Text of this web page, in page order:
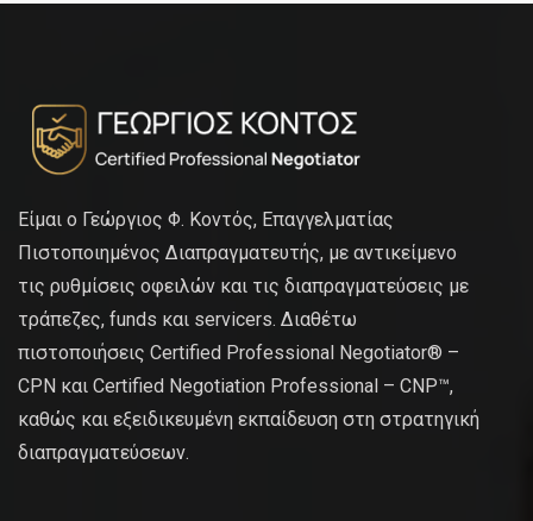
Είμαι ο Γεώργιος Φ. Κοντός, Επαγγελματίας
Πιστοποιημένος Διαπραγματευτής, με αντικείμενο
τις ρυθμίσεις οφειλών και τις διαπραγματεύσεις με
τράπεζες, funds και servicers. Διαθέτω
πιστοποιήσεις Certified Professional Negotiator® –
CPN και Certified Negotiation Professional – CNP™,
καθώς και εξειδικευμένη εκπαίδευση στη στρατηγική
διαπραγματεύσεων.